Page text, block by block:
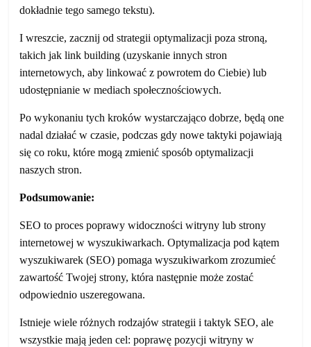
dokładnie tego samego tekstu).
I wreszcie, zacznij od strategii optymalizacji poza stroną,
takich jak link building (uzyskanie innych stron
internetowych, aby linkować z powrotem do Ciebie) lub
udostępnianie w mediach społecznościowych.
Po wykonaniu tych kroków wystarczająco dobrze, będą one
nadal działać w czasie, podczas gdy nowe taktyki pojawiają
się co roku, które mogą zmienić sposób optymalizacji
naszych stron.
Podsumowanie:
SEO to proces poprawy widoczności witryny lub strony
internetowej w wyszukiwarkach. Optymalizacja pod kątem
wyszukiwarek (SEO) pomaga wyszukiwarkom zrozumieć
zawartość Twojej strony, która następnie może zostać
odpowiednio uszeregowana.
Istnieje wiele różnych rodzajów strategii i taktyk SEO, ale
wszystkie mają jeden cel: poprawę pozycji witryny w